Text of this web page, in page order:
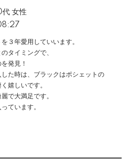
女性
３年愛用していいます。
タイミングで、
発見！
た時は、ブラックはポシェットの
嬉しいです。
で大満足です。
ています。